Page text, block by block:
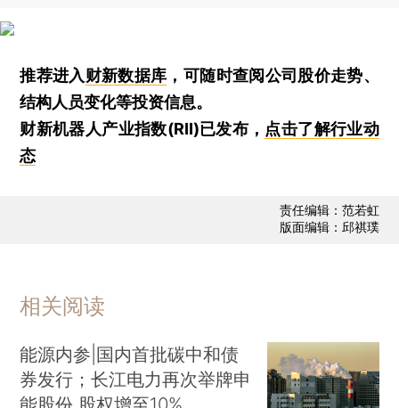
推荐进入财新数据库 ，可随时查阅公司股价走势、
结构人员变化等投资信息。
财新机器人产业指数(RII)已发布， 点击了解行业动
态
责任编辑：范若虹
版面编辑：邱祺璞
相关阅读
能源内参|国内首批碳中和债
券发行；长江电力再次举牌申